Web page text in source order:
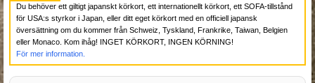
Du behöver ett giltigt japanskt körkort, ett internationellt körkort, ett SOFA-tillstånd
för USA:s styrkor i Japan, eller ditt eget körkort med en officiell japansk
översättning om du kommer från Schweiz, Tyskland, Frankrike, Taiwan, Belgien
eller Monaco. Kom ihåg! INGET KÖRKORT, INGEN KÖRNING!
För mer information.